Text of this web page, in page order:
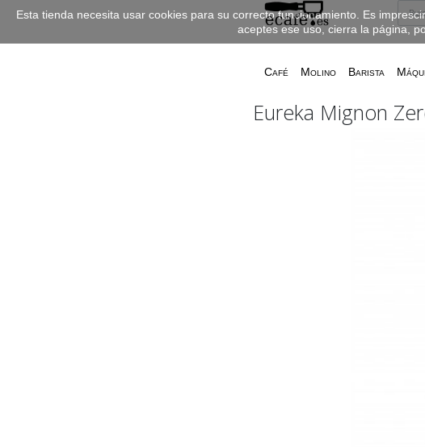
Café Molino Barista
Eureka Mignon
Esta tienda necesita usar cookies para su correcto funcionamiento. Es
aceptes ese uso, cierra la página,